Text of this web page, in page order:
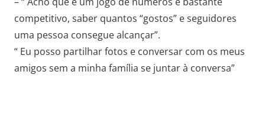
competitivo, saber quantos “gostos” e seguidores
uma pessoa consegue alcançar”.
“ Eu posso partilhar fotos e conversar com os meus
amigos sem a minha família se juntar à conversa”